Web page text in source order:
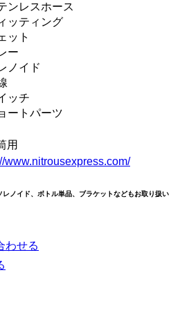
ンレスホース
ッティング
ット
ー
ノイド
ッチ
ートパーツ
用
www.nitrousexpress.com/
ノイド、ボトル単品、ブラケットなどもお取り扱い
わせる